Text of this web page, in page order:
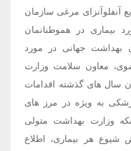
آنفلوآنزای مرغی سازمان
بیماری در هموطنانمان
بهداشت جهانی در مورد
معاون سلامت وزارت
سال های گذشته اقدامات
به ویژه در مرز های
وزارت بهداشت متولی
هر بیماری، اطلاع